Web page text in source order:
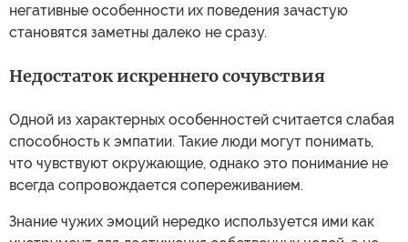
негативные особенности их поведения зачастую
становятся заметны далеко не сразу.
Недостаток искреннего сочувствия
Одной из характерных особенностей считается слабая
способность к эмпатии. Такие люди могут понимать,
что чувствуют окружающие, однако это понимание не
всегда сопровождается сопереживанием.
Знание чужих эмоций нередко используется ими как